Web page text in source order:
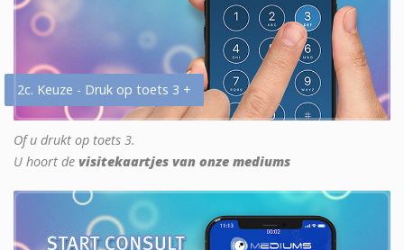
2c. Keuze - Druk op toets 3 +
Of u drukt op toets 3.
U hoort de visitekaartjes van onze mediums